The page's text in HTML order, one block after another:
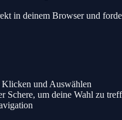
in deinem Browser und
und Auswählen
Schere, um deine Wahl zu